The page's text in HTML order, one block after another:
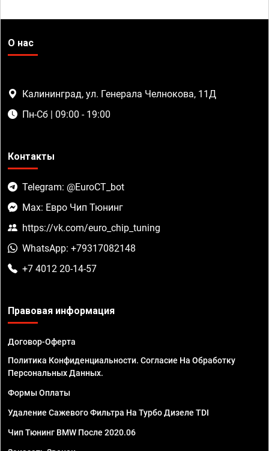
О нас
Калининград, ул. Генерала Челнокова, 11Д
Пн-Сб | 09:00 - 19:00
Контакты
Telegram: @EuroCT_bot
Max: Евро Чип Тюнинг
https://vk.com/euro_chip_tuning
WhatsApp: +79317082148
+7 4012 20-14-57
Правовая информация
Договор-Оферта
Политика Конфиденциальности. Согласие На Обработку
Персональных Данных.
Формы Оплаты
Удаление Сажевого Фильтра На Турбо Дизеле TDI
Чип Тюнинг BMW После 2020.06